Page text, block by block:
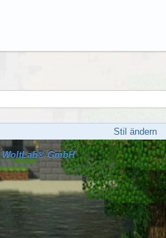
Stil ändern
WoltLab® GmbH